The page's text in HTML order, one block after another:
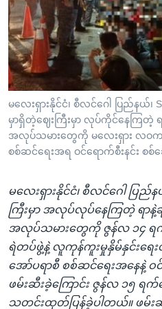
အ
ညွန်း
စာမျက်နှာ
သို့
ကျော်
ကြည့်
ရန်
ရှာဖွေ
သို့
ကျော်
ရန်
သုတပဒေသာ အင်္ဂလိပ်စာ
Learning English
ဗွီအိုအေ လူမှုကွန်ယက်များ
ဘာသာစကားများ
မလေးရှားနိုင်ငံ၊ စီလင်ဂေါ ပြည်နယ်၊
မှာရှိတဲ့ဈေးကြီးမှာ လုပ်ကိုင်နေကြတဲ့ ရာ
အလုပ်သမားတွေကို မလေးရှား လဝ
စစ်ဆင်ရေးအရ ဝင်ရောက်စီးနင်း စစ်ဆ
မလေးရှားနိုင်ငံ၊ စီလင်ဂေါ ပ
ကြီးမှာ အလုပ်လုပ်နေကြတဲ့ ရာနဲ့ခ
အလုပ်သမားတွေကို ဇွန်လ ၁၄ ရက်
ရဲတပ်ဖွဲ့နဲ့ လူကုန်ကူးမှုနှိမ်နှင်းရ
အော်ပရာစီ စစ်ဆင်ရေးအနေနဲ့ ဝ
ဖမ်းဆီးခဲ့ကြောင်း ဇွန်လ ၁၅ ရ
သတင်းထုတ်ပြန်ခဲ့ပါတယ်။ ဖမ်